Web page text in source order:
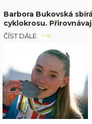
Barbora Bukovská
cyklokrosu.
ČÍST DÁLE